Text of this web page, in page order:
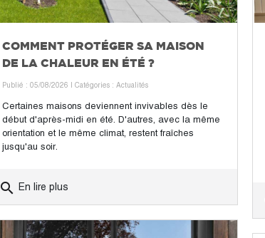
COMMENT PROTÉGER SA MAISON
DE LA CHALEUR EN ÉTÉ ?
Publié : 05/08/2026 | Catégories : Actualités
Certaines maisons deviennent invivables dès le
début d'après-midi en été. D'autres, avec la même
orientation et le même climat, restent fraîches
jusqu'au soir.
search En lire plus